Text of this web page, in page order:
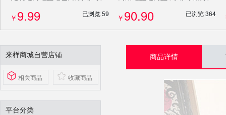
￥ 9.99 已浏览 59 ￥ 90.90 已浏览 364
来样商城自营店铺
相关商品 收藏商品
平台分类
商品详情